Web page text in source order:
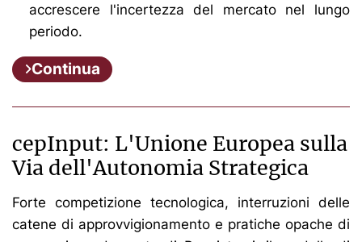
accrescere l'incertezza del mercato nel lungo
periodo.
Continua
cepInput: L'Unione Europea sulla
Via dell'Autonomia Strategica
Forte competizione tecnologica, interruzioni delle
catene di approvvigionamento e pratiche opache di